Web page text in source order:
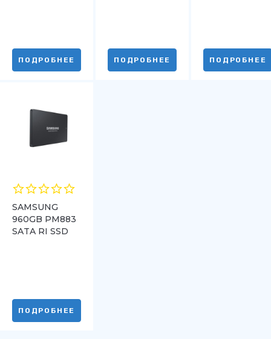
ПОДРОБНЕЕ ПОДРОБНЕЕ ПОДРОБНЕЕ
SAMSUNG
960GB PM883
SATA RI SSD
ПОДРОБНЕЕ